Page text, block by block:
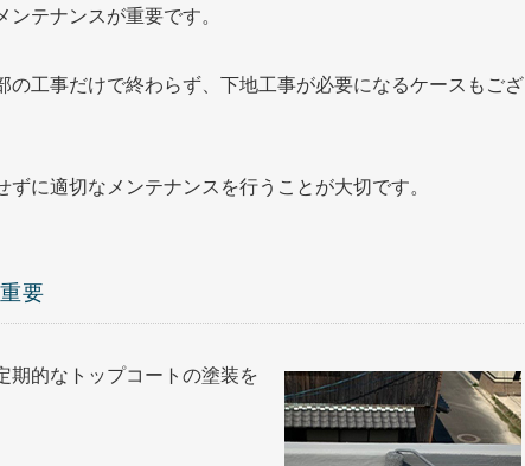
テナンスが重要です。
の工事だけで終わらず、下地工事が必要になるケースもござ
に適切なメンテナンスを行うことが大切です。
要
期的なトップコートの塗装を